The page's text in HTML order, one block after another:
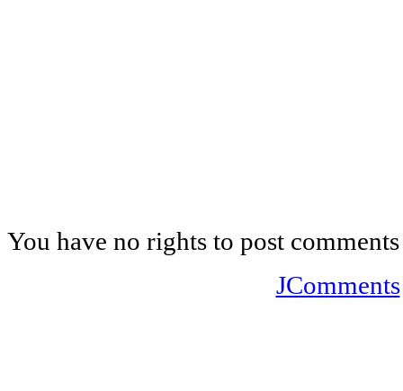
You have no rights to post comments
JComments